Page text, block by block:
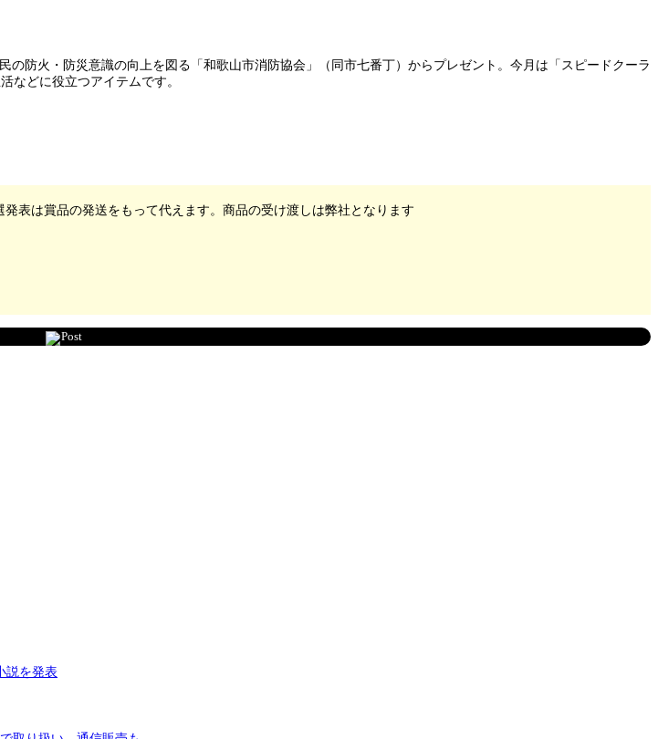
防火・防災意識の向上を図る「和歌山市消防協会」（同市七番丁）からプレゼント。今月は「スピードクーラ
などに役立つアイテムです。
表は賞品の発送をもって代えます。商品の受け渡しは弊社となります
Post